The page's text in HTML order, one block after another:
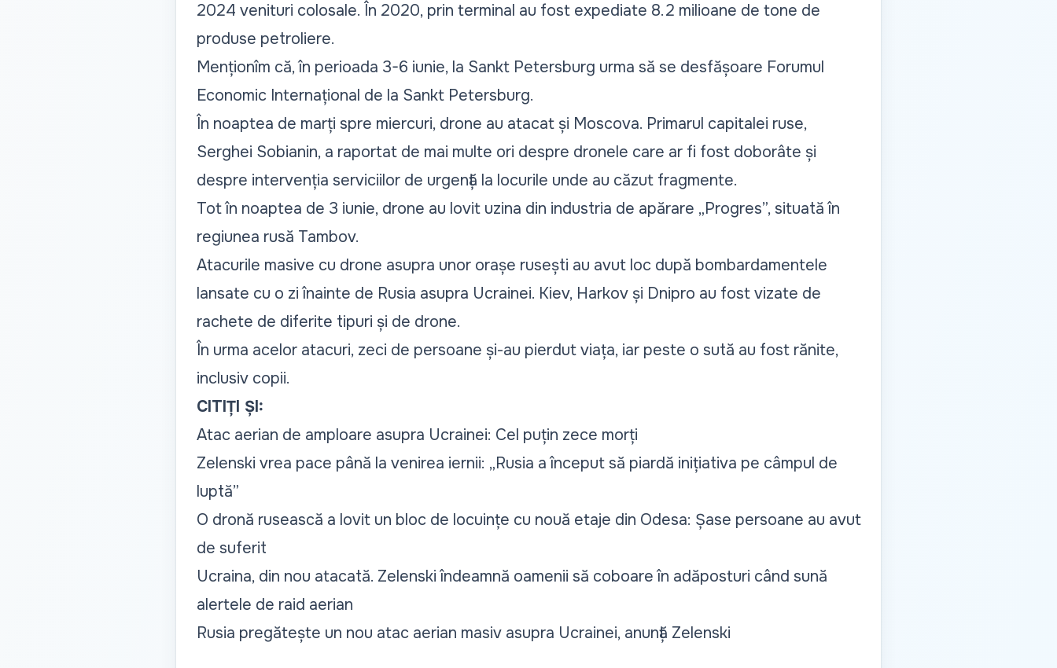
2024 venituri colosale. În 2020, prin terminal au fost expediate 8.2 milioane de tone de
produse petroliere.
Menționîm că, în perioada 3-6 iunie, la Sankt Petersburg urma să se desfășoare Forumul
Economic Internațional de la Sankt Petersburg.
În noaptea de marți spre miercuri, drone au atacat și Moscova. Primarul capitalei ruse,
Serghei Sobianin, a raportat de mai multe ori despre dronele care ar fi fost doborâte și
despre intervenția serviciilor de urgență la locurile unde au căzut fragmente.
Tot în noaptea de 3 iunie, drone au lovit uzina din industria de apărare „Progres”, situată în
regiunea rusă Tambov.
Atacurile masive cu drone asupra unor orașe rusești au avut loc după bombardamentele
lansate cu o zi înainte de Rusia asupra Ucrainei. Kiev, Harkov și Dnipro au fost vizate de
rachete de diferite tipuri și de drone.
În urma acelor atacuri, zeci de persoane și-au pierdut viața, iar peste o sută au fost rănite,
inclusiv copii.
CITIȚI ȘI:
Atac aerian de amploare asupra Ucrainei: Cel puțin zece morți
Zelenski vrea pace până la venirea iernii: „Rusia a început să piardă inițiativa pe câmpul de
luptă”
O dronă rusească a lovit un bloc de locuințe cu nouă etaje din Odesa: Șase persoane au avut
de suferit
Ucraina, din nou atacată. Zelenski îndeamnă oamenii să coboare în adăposturi când sună
alertele de raid aerian
Rusia pregătește un nou atac aerian masiv asupra Ucrainei, anunță Zelenski